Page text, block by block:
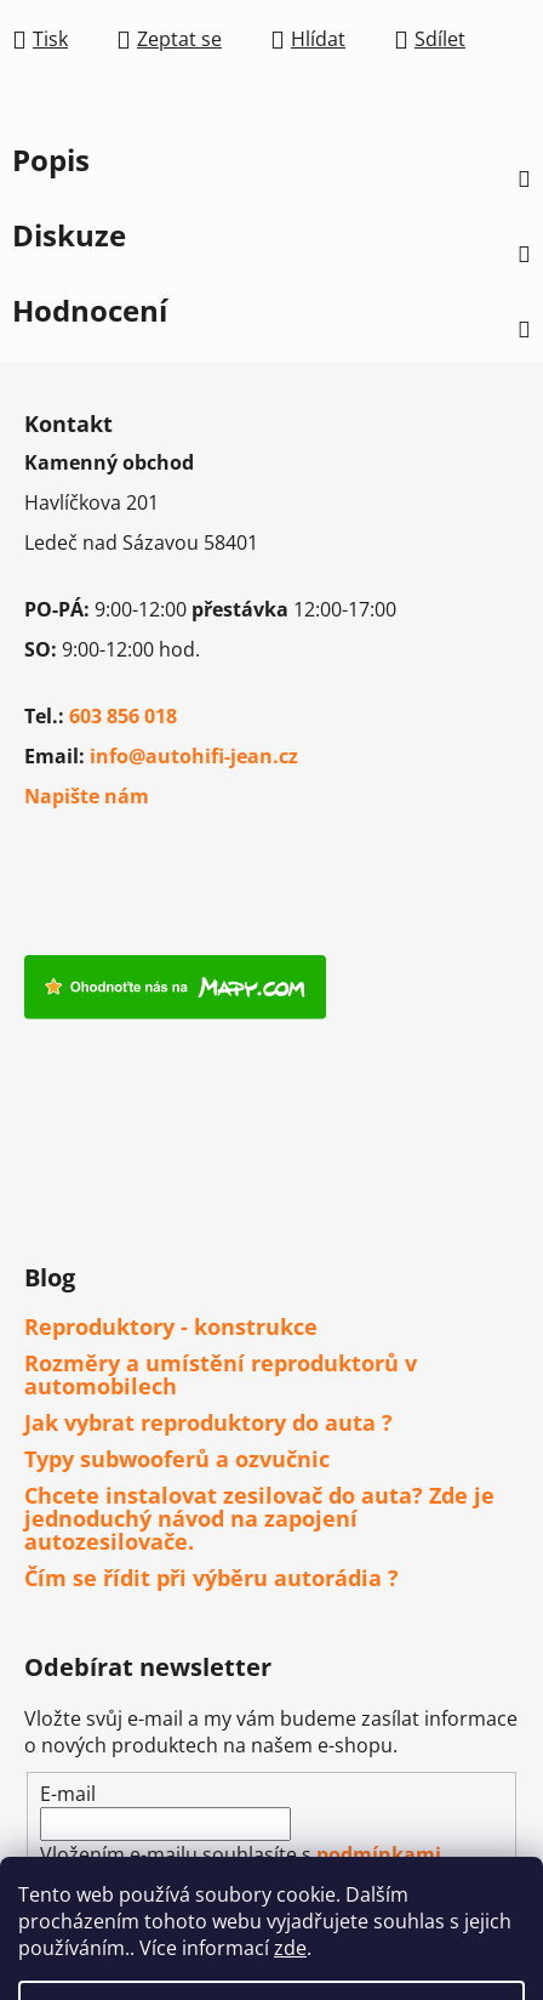
Tento web používá soubory cookie. Dalším
procházením tohoto webu vyjadřujete souhlas s jejich
používáním.. Více informacízde.
Tisk Zeptat se Hlídat Sdílet
Popis
Diskuze
Hodnocení
Kontakt
Kamenný obchod
Havlíčkova 201
Ledeč nad Sázavou 58401
PO-PÁ: 9:00-12:00 přestávka 12:00-17:00
SO: 9:00-12:00 hod.
Tel.: 603 856 018
Email: info@autohifi-jean.cz
Napište nám
Blog
Reproduktory - konstrukce
Rozměry a umístění reproduktorů v
automobilech
Jak vybrat reproduktory do auta ?
Typy subwooferů a ozvučnic
Chcete instalovat zesilovač do auta? Zde je
jednoduchý návod na zapojení
autozesilovače.
Čím se řídit při výběru autorádia ?
Odebírat newsletter
Vložte svůj e-mail a my vám budeme zasílat informace
o nových produktech na našem e-shopu.
E-mail
Vložením e-mailu souhlasíte spodmínkami
ochrany osobních údajů
PŘIHLÁSIT SE